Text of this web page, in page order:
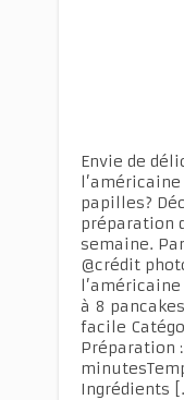
Envie de
papilles?
préparation
semaine.
@crédit
à 8
facile
Préparation
Ingrédients